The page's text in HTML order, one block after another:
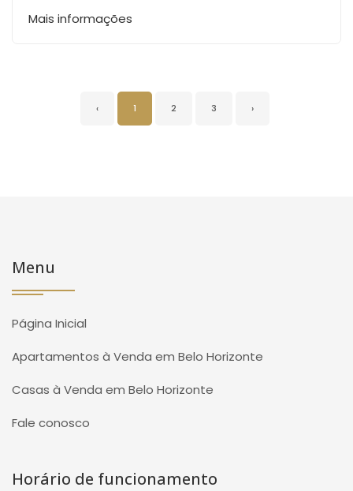
Mais informações
‹ 1 2 3 ›
Menu
Página Inicial
Apartamentos à Venda em Belo Horizonte
Casas à Venda em Belo Horizonte
Fale conosco
Horário de funcionamento